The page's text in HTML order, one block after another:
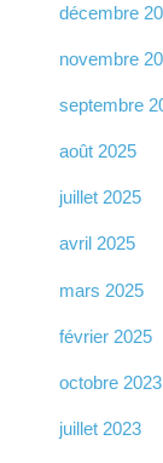
décembre
novembre
septembre
août 2025
juillet 2025
avril 2025
mars 2025
février 2025
octobre 2023
juillet 2023